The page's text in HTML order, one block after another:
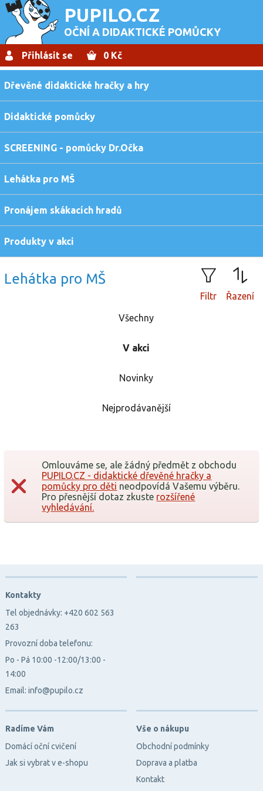
PUPILO.CZ
OČNÍ A DIDAKTICKÉ POMŮCKY
Přihlásit se 0 Kč
Dřevěné didaktické hračky a hry
Didaktické pomůcky
SCREENING - pomůcky Dr.Očka
Lehátka pro MŠ
Pronájem skákacích hradů
Produkty v akci
Lehátka pro MŠ
Filtr Řazení
Všechny
V akci
Novinky
Nejprodávanější
Omlouváme se, ale žádný předmět z obchodu
PUPILO.CZ - didaktické dřevěné hračky a
pomůcky pro děti neodpovídá Vašemu výběru.
Pro přesnější dotaz zkuste rozšířené
vyhledávání.
Kontakty
Tel objednávky: +420 602 563
263
Provozní doba telefonu:
Po - Pá 10:00 -12:00/13:00 -
14:00
Email: info@pupilo.cz
Vše o nákupu
Obchodní podmínky
Doprava a platba
Kontakt
Radíme Vám
Domácí oční cvičení
Jak si vybrat v e-shopu